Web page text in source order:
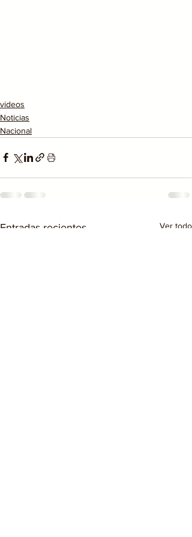
videos
Noticias
Nacional
Entradas recientes Ver todo